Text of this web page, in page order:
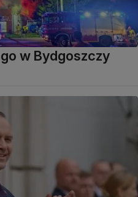
w Bydgoszczy